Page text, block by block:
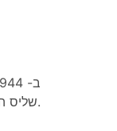
שליס הופלתה מהפרס מסיבות אנטישמיות.